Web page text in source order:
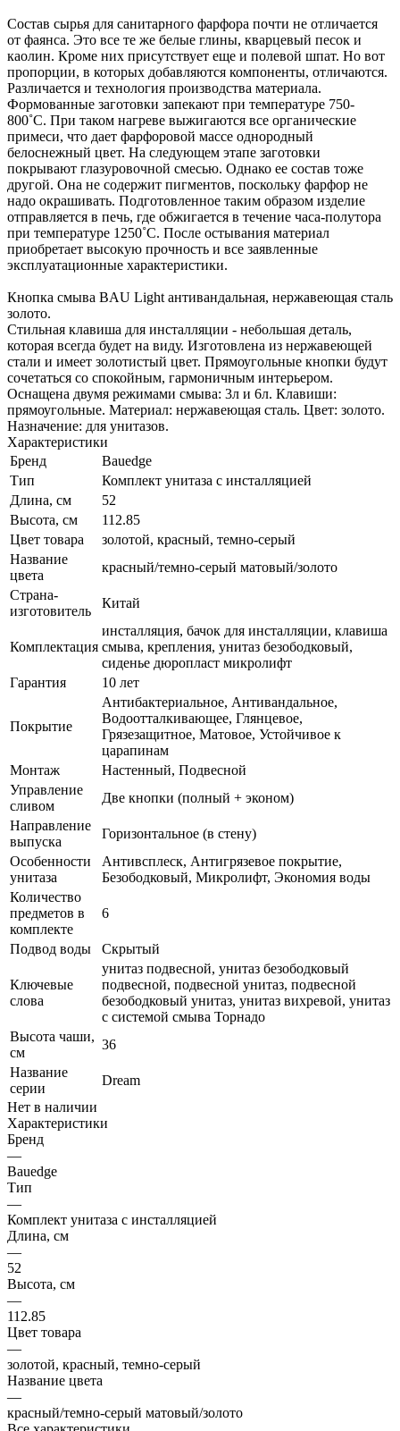
Состав сырья для санитарного фарфора почти не отличается
от фаянса. Это все те же белые глины, кварцевый песок и
каолин. Кроме них присутствует еще и полевой шпат. Но вот
пропорции, в которых добавляются компоненты, отличаются.
Различается и технология производства материала.
Формованные заготовки запекают при температуре 750-
800˚С. При таком нагреве выжигаются все органические
примеси, что дает фарфоровой массе однородный
белоснежный цвет. На следующем этапе заготовки
покрывают глазуровочной смесью. Однако ее состав тоже
другой. Она не содержит пигментов, поскольку фарфор не
надо окрашивать. Подготовленное таким образом изделие
отправляется в печь, где обжигается в течение часа-полутора
при температуре 1250˚С. После остывания материал
приобретает высокую прочность и все заявленные
эксплуатационные характеристики.
Кнопка смыва BAU Light антивандальная, нержавеющая сталь
золото.
Стильная клавиша для инсталляции - небольшая деталь,
которая всегда будет на виду. Изготовлена из нержавеющей
стали и имеет золотистый цвет. Прямоугольные кнопки будут
сочетаться со спокойным, гармоничным интерьером.
Оснащена двумя режимами смыва: 3л и 6л. Клавиши:
прямоугольные. Материал: нержавеющая сталь. Цвет: золото.
Назначение: для унитазов.
Характеристики
Бренд
Bauedge
Тип
Комплект унитаза c инсталляцией
Длина, см
52
Высота, см
112.85
Цвет товара
золотой, красный, темно-серый
Название
цвета
красный/темно-серый матовый/золото
Страна-
изготовитель
Китай
Комплектация
инсталляция, бачок для инсталляции, клавиша
смыва, крепления, унитаз безободковый,
сиденье дюропласт микролифт
Гарантия
10 лет
Покрытие
Антибактериальное, Антивандальное,
Водоотталкивающее, Глянцевое,
Грязезащитное, Матовое, Устойчивое к
царапинам
Монтаж
Настенный, Подвесной
Управление
сливом
Две кнопки (полный + эконом)
Направление
выпуска
Горизонтальное (в стену)
Особенности
унитаза
Антивсплеск, Антигрязевое покрытие,
Безободковый, Микролифт, Экономия воды
Количество
предметов в
комплекте
6
Подвод воды Скрытый
Ключевые
слова
унитаз подвесной, унитаз безободковый
подвесной, подвесной унитаз, подвесной
безободковый унитаз, унитаз вихревой, унитаз
с системой смыва Торнадо
Высота чаши,
см
36
Название
серии
Dream
Нет в наличии
Характеристики
Бренд
—
Bauedge
Тип
—
Комплект унитаза c инсталляцией
Длина, см
—
52
Высота, см
—
112.85
Цвет товара
—
золотой, красный, темно-серый
Название цвета
—
красный/темно-серый матовый/золото